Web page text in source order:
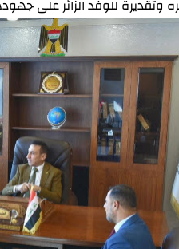
وتقديرة للوفد الزائر على